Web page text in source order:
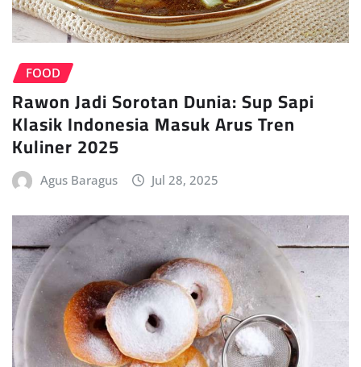
FOOD
Rawon Jadi Sorotan Dunia: Sup Sapi
Klasik Indonesia Masuk Arus Tren
Kuliner 2025
Agus Baragus Jul 28, 2025